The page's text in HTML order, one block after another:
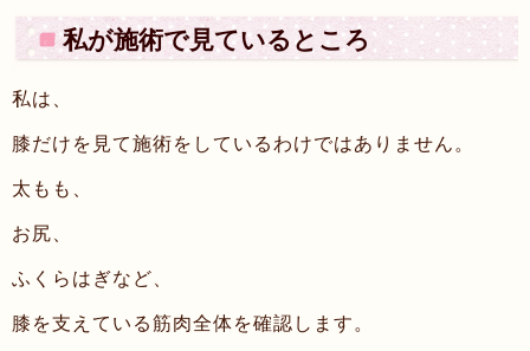
私が施術で見ているところ
私は、
膝だけを見て施術をしているわけではありません。
太もも、
お尻、
ふくらはぎなど、
膝を支えている筋肉全体を確認します。